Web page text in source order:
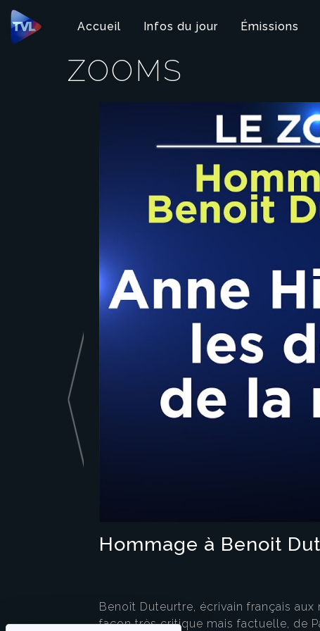
Panneau de gestion des cookies
Accueil
Infos du jour Émissions
ZOOMS
Hommage à Benoit
Benoît Duteurtre, écrivain français
façon très critique mais factuelle, de